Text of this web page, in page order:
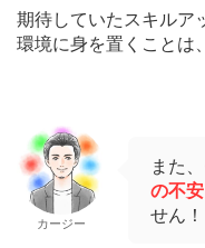
期待していたスキルア
環境に身を置くことは
カージー
また、
の不安
せん！